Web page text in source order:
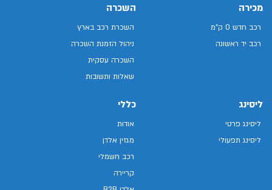
מכירה
רכב חדש 0 ק"מ
רכב יד ראשונה
השכרה
השכרת רכב בארץ
ניהול הזמנת השכרה
השכרה עסקית
שאלות ותשובות
ליסינג
ליסינג פרטי
ליסינג תפעולי
כללי
אודות
מגזין אלדן
רכב חשמלי
קריירה